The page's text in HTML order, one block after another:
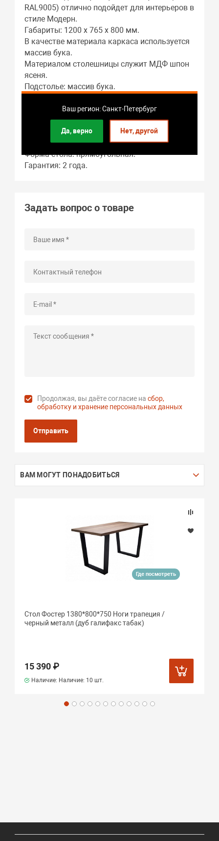
Ваш регион: Санкт-Петербург
Да, верно Нет, другой
RAL9005) отлично подойдет для интерьеров в
стиле Модерн.
Габариты: 1200 x 765 x 800 мм.
В качестве материала каркаса используется
массив бука.
Материалом столешницы служит МДФ шпон
ясеня.
Подстолье: массив бука.
этого предмета мебели.
Длина стола в разложенном виде: 1700 мм.
В собранном виде длина стола составляет:
1200 мм.
Форма стола: прямоугольная.
Гарантия: 2 года.
Задать вопрос о товаре
Продолжая, вы даёте согласие насбор,
обработку и хранение персональных данных
Отправить
ВАМ МОГУТ ПОНАДОБИТЬСЯ
Где посмотреть
Стол Фостер 1380*800*750 Ноги трапеция /
черный металл (дуб галифакс табак)
15 390 ₽
Наличие: Наличие: 10 шт.